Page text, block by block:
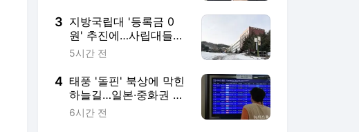
3 지방국립대 '등록금 0
원' 추진에…사립대들
"문 닫을 판"
5시간 전
4 태풍 '돌핀' 북상에 막힌
하늘길…일본·중화권 오
가는 국적기 잇단 비운
6시간 전